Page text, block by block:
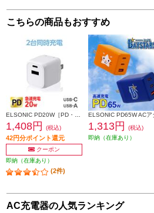
こちらの商品もおすすめ
1,408円 (税込)
42円分ポイント還元
クーポン
即納（在庫あり）
(2件)
1,313円
(税込)
即納（在庫あり）
AC充電器の人気ランキング